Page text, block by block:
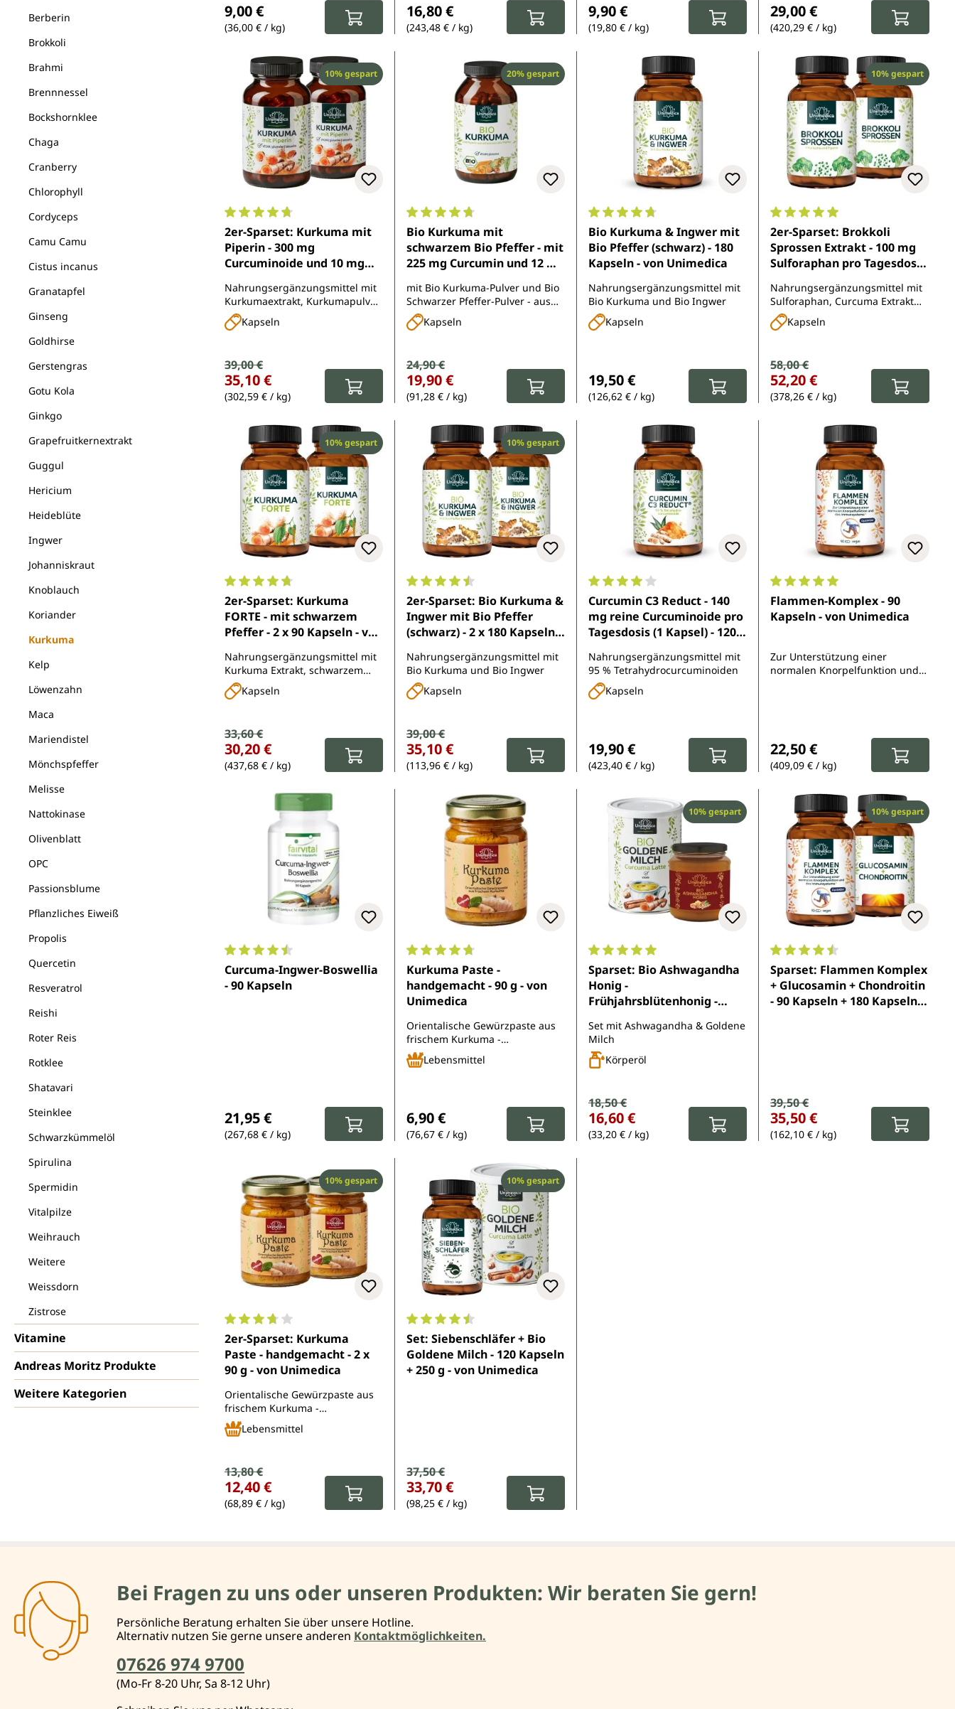
Berberin
Brokkoli
Brahmi
Brennnessel
Bockshornklee
Chaga
Cranberry
Chlorophyll
Cordyceps
Camu Camu
Cistus incanus
Granatapfel
Ginseng
Goldhirse
Gerstengras
Gotu Kola
Ginkgo
Grapefruitkernextrakt
Guggul
Hericium
Heideblüte
Ingwer
Johanniskraut
Knoblauch
Koriander
Kurkuma
Kelp
Löwenzahn
Maca
Mariendistel
Mönchspfeffer
Melisse
Nattokinase
Olivenblatt
OPC
Passionsblume
Pflanzliches Eiweiß
Propolis
Quercetin
Resveratrol
Reishi
Roter Reis
Rotklee
Shatavari
Steinklee
Schwarzkümmelöl
Spirulina
Spermidin
Vitalpilze
Weihrauch
Weitere
Weissdorn
Zistrose
Vitamine
Andreas Moritz Produkte
Weitere Kategorien
9,00 €
(36,00 € / kg)
16,80 €
(243,48 € / kg)
9,90 €
(19,80 € / kg)
29,00 €
(420,29 € / kg)
Rabatt
10% gespart
Durchschnittliche Bewertung von 4.8 von 5 Sternen
2er-Sparset: Kurkuma mit
Piperin - 300 mg
Curcuminoide und 10 mg
Kapsel) - 2 x 90 Kapseln -
von Unimedica
Nahrungsergänzungsmittel mit
Kurkumaextrakt, Kurkumapulver
und schwarzem-Pfeffer-Extrakt
Kapseln
Verkaufspreis:
Regulärer Preis:
39,00 €
35,10 €
(302,59 € / kg)
Rabatt
20% gespart
Durchschnittliche Bewertung von 4.8 von 5 Sternen
Bio Kurkuma mit
schwarzem Bio Pfeffer - mit
225 mg Curcumin und 12 mg
Kapseln) - 240 Kapseln -
Unimedica
mit Bio Kurkuma-Pulver und Bio
Schwarzer Pfeffer-Pulver - aus
kontrolliert biologischem Anbau
Kapseln
Verkaufspreis:
Regulärer Preis:
24,90 €
19,90 €
(91,28 € / kg)
Durchschnittliche Bewertung von 4.7 von 5 Sternen
Bio Kurkuma & Ingwer mit
Bio Pfeffer (schwarz) - 180
Kapseln - von Unimedica
Nahrungsergänzungsmittel mit
Bio Kurkuma und Bio Ingwer
Kapseln
19,50 €
(126,62 € / kg)
Rabatt
10% gespart
Durchschnittliche Bewertung von
2er-Sparset: Brokkoli
Sprossen Extrakt - 100 mg
Sulforaphan pro Tagesdosis
Unimedica
Nahrungsergänzungsmittel mit
Sulforaphan, Curcuma Extrakt
und Piperin
Kapseln
Verkaufspreis:
Regulärer Preis:
58,00 €
52,20 €
(378,26 € / kg)
Rabatt
10% gespart
Durchschnittliche Bewertung von 4.8 von 5 Sternen
2er-Sparset: Kurkuma
FORTE - mit schwarzem
Pfeffer - 2 x 90 Kapseln - von
Nahrungsergänzungsmittel mit
Kurkuma Extrakt, schwarzem
Pfeffer Extrakt und Piperin
Kapseln
Verkaufspreis:
Regulärer Preis:
33,60 €
30,20 €
(437,68 € / kg)
Rabatt
10% gespart
Durchschnittliche Bewertung von 4.6 von 5 Sternen
2er-Sparset: Bio Kurkuma &
Ingwer mit Bio Pfeffer
(schwarz) - 2 x 180 Kapseln -
Nahrungsergänzungsmittel mit
Bio Kurkuma und Bio Ingwer
Kapseln
Verkaufspreis:
Regulärer Preis:
39,00 €
35,10 €
(113,96 € / kg)
Durchschnittliche Bewertung von 4 von 5 Sternen
Curcumin C3 Reduct - 140
mg reine Curcuminoide pro
Tagesdosis (1 Kapsel) - 120
Nahrungsergänzungsmittel mit
95 % Tetrahydrocurcuminoiden
Kapseln
19,90 €
(423,40 € / kg)
Durchschnittliche Bewertung von
Flammen-Komplex - 90
Kapseln - von Unimedica
Zur Unterstützung einer
normalen Knorpelfunktion und
22,50 €
(409,09 € / kg)
Durchschnittliche Bewertung von 4.6 von 5 Sternen
Curcuma-Ingwer-Boswellia
- 90 Kapseln
21,95 €
(267,68 € / kg)
Durchschnittliche Bewertung von 4.8 von 5 Sternen
Kurkuma Paste -
handgemacht - 90 g - von
Unimedica
Orientalische Gewürzpaste aus
frischem Kurkuma -
handgemacht in Baden-
Württemberg
Lebensmittel
6,90 €
(76,67 € / kg)
Rabatt
10% gespart
Durchschnittliche Bewertung von 5 von 5 Sternen
Sparset: Bio Ashwagandha
Honig -
Frühjahrsblütenhonig -
Bio Goldene Milch -
Kurkuma Latte - 250 g - 250
g von Unimedica
Set mit Ashwagandha & Goldene
Milch
Körperöl
Verkaufspreis:
Regulärer Preis:
18,50 €
16,60 €
(33,20 € / kg)
Rabatt
10% gespart
Durchschnittliche Bewertung von
Sparset: Flammen Komplex
+ Glucosamin + Chondroitin
- 90 Kapseln + 180 Kapseln -
Verkaufspreis:
Regulärer Preis:
39,50 €
35,50 €
(162,10 € / kg)
Rabatt
10% gespart
Durchschnittliche Bewertung von 3.7 von 5 Sternen
2er-Sparset: Kurkuma
Paste - handgemacht - 2 x
90 g - von Unimedica
Orientalische Gewürzpaste aus
frischem Kurkuma -
handgemacht in Baden-
Württemberg
Lebensmittel
Verkaufspreis:
Regulärer Preis:
13,80 €
12,40 €
(68,89 € / kg)
Rabatt
10% gespart
Durchschnittliche Bewertung von 4.5 von 5 Sternen
Set: Siebenschläfer + Bio
Goldene Milch - 120 Kapseln
+ 250 g - von Unimedica
Verkaufspreis:
Regulärer Preis:
37,50 €
33,70 €
(98,25 € / kg)
Bei Fragen zu uns oder unseren Produkten: Wir beraten Sie gern!
Persönliche Beratung erhalten Sie über unsere Hotline.
Alternativ nutzen Sie gerne unsere anderen Kontaktmöglichkeiten.
07626 974 9700
(Mo-Fr 8-20 Uhr, Sa 8-12 Uhr)